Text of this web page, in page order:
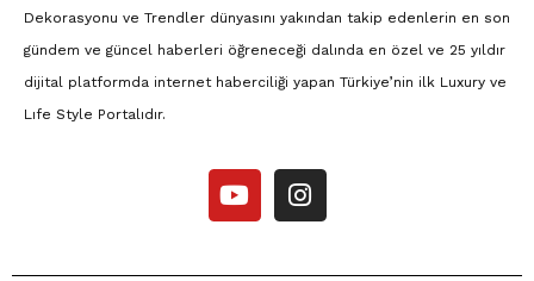
Dekorasyonu ve Trendler dünyasını yakından takip edenlerin en son
gündem ve güncel haberleri öğreneceği dalında en özel ve 25 yıldır
dijital platformda internet haberciliği yapan Türkiye’nin ilk Luxury ve
Lıfe Style Portalıdır.